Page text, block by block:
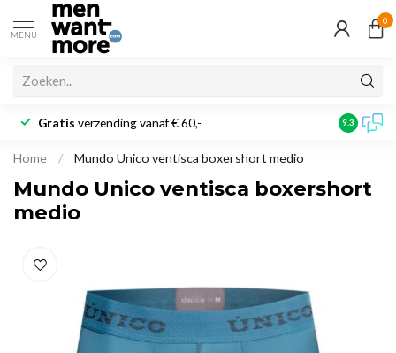
MENU
0
Gratis verzending vanaf € 60,- 9.3
Home / Mundo Unico ventisca boxershort medio
Mundo Unico ventisca boxershort
medio